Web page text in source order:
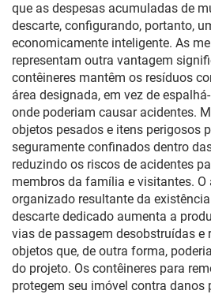
que as despesas acumuladas de
descarte, configurando, portanto,
economicamente inteligente. As
representam outra vantagem
contêineres mantêm os resíduos
área designada, em vez de
onde poderiam causar acidentes.
objetos pesados e itens perigosos
seguramente confinados dentro
reduzindo os riscos de acidentes
membros da família e visitantes.
organizado resultante da
descarte dedicado aumenta a
vias de passagem desobstruídas e
objetos que, de outra forma,
do projeto. Os contêineres para
protegem seu imóvel contra danos